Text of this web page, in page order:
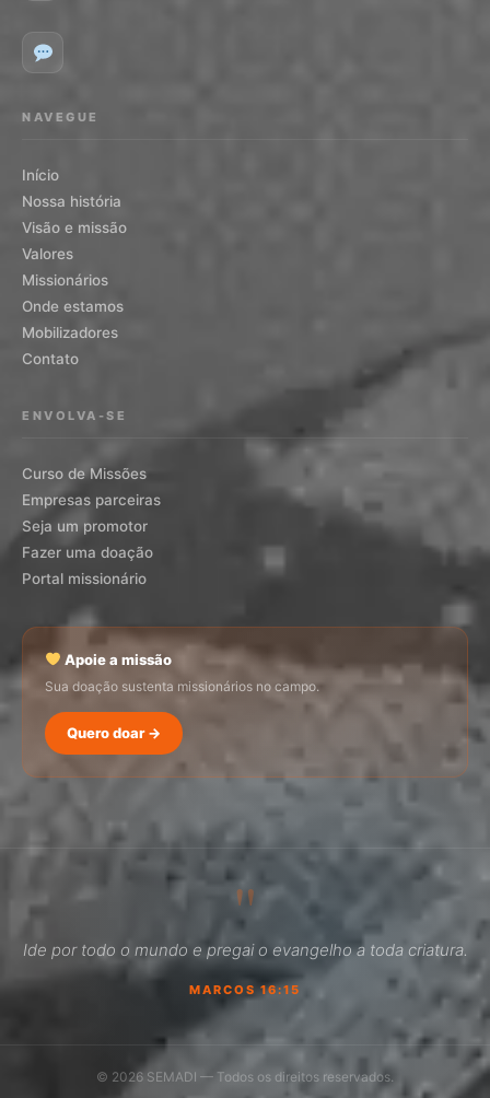
NAVEGUE
Início
Nossa história
Visão e missão
Valores
Missionários
Onde estamos
Mobilizadores
Contato
ENVOLVA-SE
Curso de Missões
Empresas parceiras
Seja um promotor
Fazer uma doação
Portal missionário
Apoie a missão
Sua doação sustenta missionários no campo.
Quero doar →
"
Ide por todo o mundo e pregai o evangelho a toda criatura.
MARCOS 16:15
© 2026 SEMADI — Todos os direitos reservados.
Como faço para doar?
Como ser um promotor?